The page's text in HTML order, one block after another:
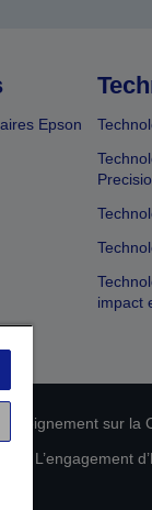
Epson
impact
sur la
L’engagement